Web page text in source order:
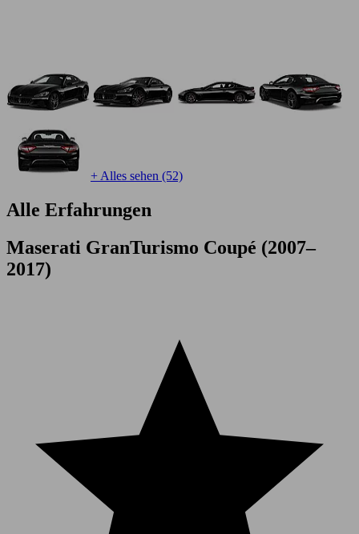
+ Alles sehen (52)
Alle Erfahrungen
Maserati GranTurismo Coupé (2007–
2017)